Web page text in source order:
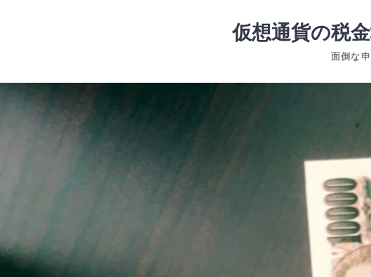
ツ
仮想通貨の税
面倒な